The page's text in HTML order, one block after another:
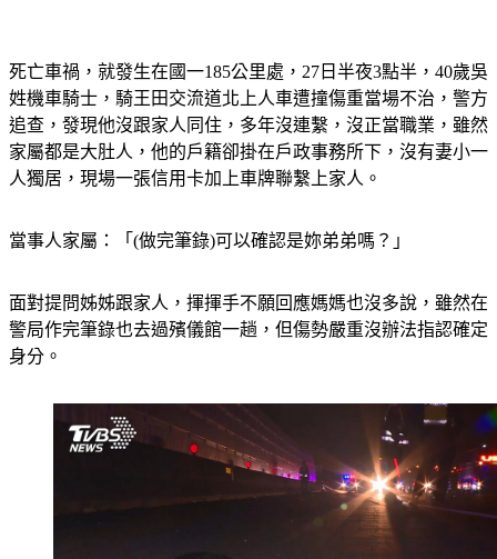
死亡車禍，就發生在國一185公里處，27日半夜3點半，40歲吳
姓機車騎士，騎王田交流道北上人車遭撞傷重當場不治，警方
追查，發現他沒跟家人同住，多年沒連繫，沒正當職業，雖然
家屬都是大肚人，他的戶籍卻掛在戶政事務所下，沒有妻小一
人獨居，現場一張信用卡加上車牌聯繫上家人。
當事人家屬：「(做完筆錄)可以確認是妳弟弟嗎？」
面對提問姊姊跟家人，揮揮手不願回應媽媽也沒多說，雖然在
警局作完筆錄也去過殯儀館一趟，但傷勢嚴重沒辦法指認確定
身分。